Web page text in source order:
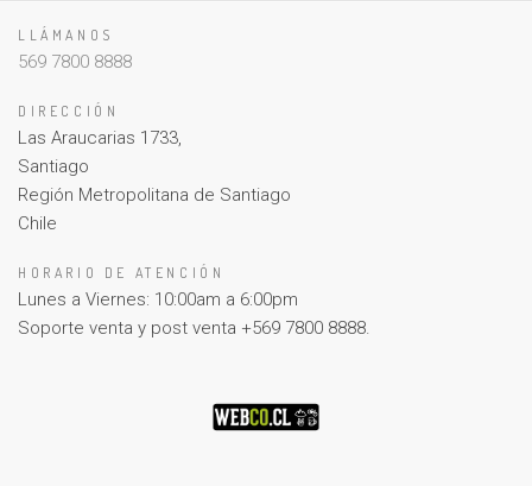
LLÁMANOS
569 7800 8888
DIRECCIÓN
Las Araucarias 1733,
Santiago
Región Metropolitana de Santiago
Chile
HORARIO DE ATENCIÓN
Lunes a Viernes: 10:00am a 6:00pm
Soporte venta y post venta +569 7800 8888.